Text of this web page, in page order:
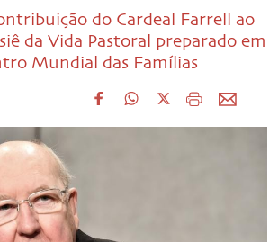
do Cardeal Farrell ao
da Vida Pastoral preparado em
Mundial das Famílias